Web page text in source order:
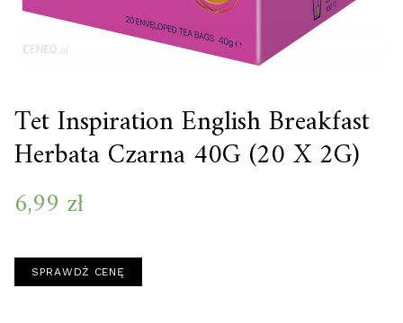
Tet Inspiration English Breakfast
Herbata Czarna 40G (20 X 2G)
6,99 zł
SPRAWDŹ CENĘ